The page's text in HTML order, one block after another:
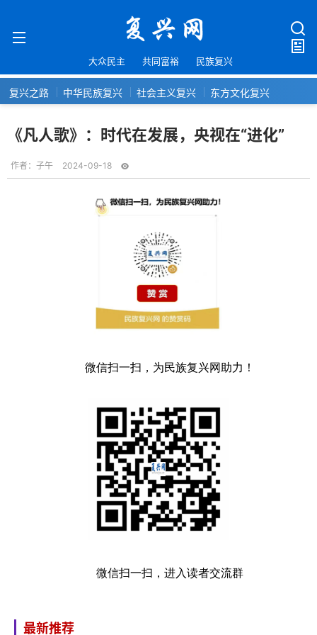
大众民主 共同富裕 民族复兴
复兴之路 中华民族复兴 社会主义复兴 东方文化复兴
《凡人歌》：时代在发展，央视在“进化”
作者： 子午 2024-09-18
微信扫一扫，为民族复兴网助力！
微信扫一扫，进入读者交流群
最新推荐